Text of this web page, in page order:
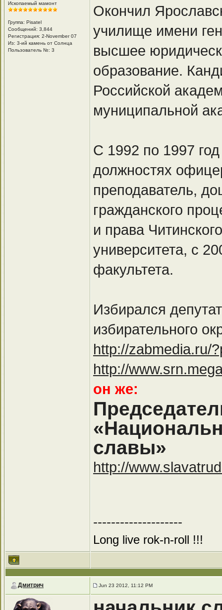
Ископаемый мамонт
Группа: Pisatel
Сообщений: 3,844
Регистрация: 2-November 07
Из: 3-ий камень от Солнца
Пользователь №: 3
Окончил
училище имени
высшее
образование.
Российской
муниципальной
С 1992 по 1997
должностях
преподаватель,
гражданского
и права
университета, с
факультета.
Избирался
избирательного
http://zabmedia.ru/
http://
он же:
славы»
http://
--------------------
Long live rok-n-roll !!!
Дмитрич Jun 23 2012, 11:12 PM